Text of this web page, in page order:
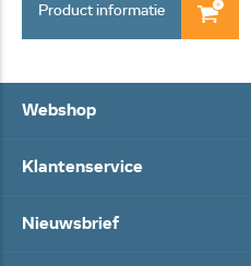
Product informatie
Webshop
Klantenservice
Nieuwsbrief